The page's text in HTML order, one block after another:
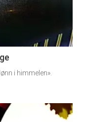
i himmelen».